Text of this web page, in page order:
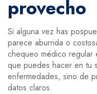
provecho
Si alguna vez has
parece aburrida o
chequeo médico regular
que puedes hacer en tu
enfermedades, sino de
datos claros.